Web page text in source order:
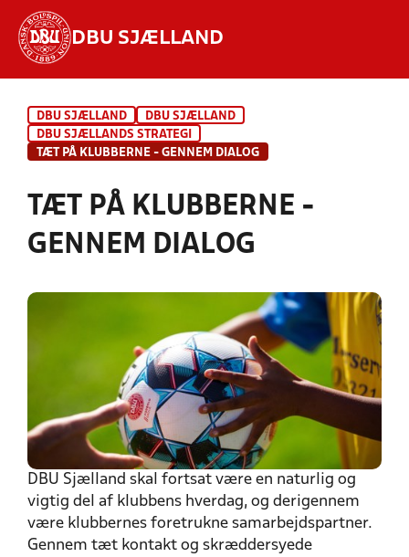
DBU SJÆLLAND
INDHOLD OG NYHEDER
DBU SJÆLLAND
DBU SJÆLLAND
DBU SJÆLLANDS STRATEGI
TÆT PÅ KLUBBERNE - GENNEM DIALOG
TÆT PÅ KLUBBERNE -
GENNEM DIALOG
DBU Sjælland skal fortsat være en naturlig og
vigtig del af klubbens hverdag, og derigennem
være klubbernes foretrukne samarbejdspartner.
Gennem tæt kontakt og skræddersyede